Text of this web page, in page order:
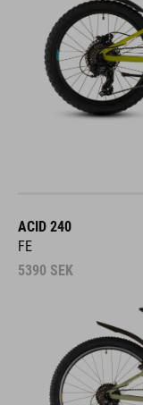
ACID 240
FE
5390 SEK